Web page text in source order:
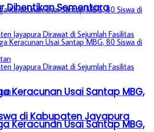
Keracunan Usai Santap MBG,
di Kabupaten Jayapura
Dihentikan Sementara
Keracunan Usai Santap MBG,